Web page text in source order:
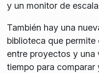
y un monitor de
También hay una
biblioteca que
entre proyectos y una
tiempo para